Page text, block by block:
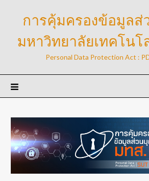
การคุ้มครองข้อมูลส่
มหาวิทยาลัยเทคโนโ
Personal Data Protection Act :